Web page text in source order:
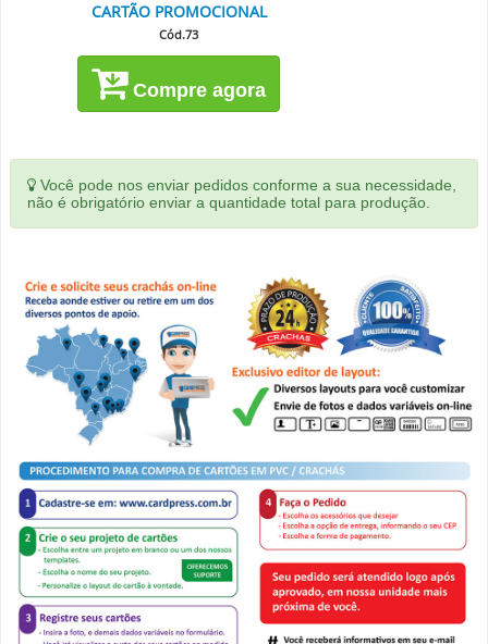
CARTÃO PROMOCIONAL
Cód.73
Compre agora
Você pode nos enviar pedidos conforme a sua necessidade,
não é obrigatório enviar a quantidade total para produção.